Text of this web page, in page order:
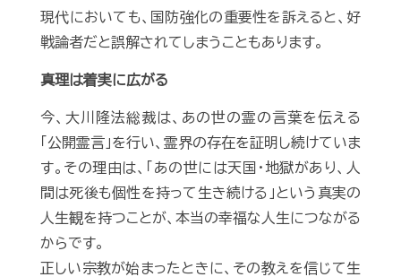
現代においても、国防強化の重要性を訴えると、好
戦論者だと誤解されてしまうこともあります。
真理は着実に広がる
今、大川隆法総裁は、あの世の霊の言葉を伝える
「公開霊言」を行い、霊界の存在を証明し続けていま
す。その理由は、「あの世には天国・地獄があり、人
間は死後も個性を持って生き続ける」という真実の
人生観を持つことが、本当の幸福な人生につながる
からです。
正しい宗教が始まったときに、その教えを信じて生